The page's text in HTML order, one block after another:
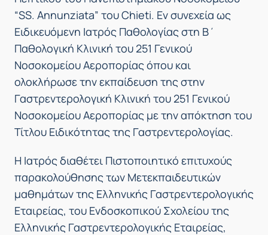
“SS. Annunziata” του Chieti. Εν συνεχεία ως
Ειδικευόμενη Ιατρός Παθολογίας στη Β΄
Παθολογική Κλινική του 251 Γενικού
Νοσοκομείου Αεροπορίας όπου και
ολοκλήρωσε την εκπαίδευση της στην
Γαστρεντερολογική Κλινική του 251 Γενικού
Νοσοκομείου Αεροπορίας με την απόκτηση του
Τίτλου Ειδικότητας της Γαστρεντερολογίας.
Η Ιατρός διαθέτει Πιστοποιητικό επιτυχούς
παρακολούθησης των Μετεκπαιδευτικών
μαθημάτων της Ελληνικής Γαστρεντερολογικής
Εταιρείας, του Ενδοσκοπικού Σχολείου της
Ελληνικής Γαστρεντερολογικής Εταιρείας,